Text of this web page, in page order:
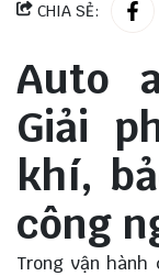
CHIA SẺ:
Auto
Giải
khí,
công
Trong vận